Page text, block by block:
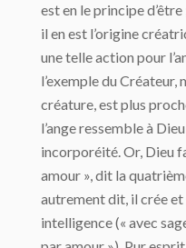
est en le principe
il en est l’origine
une telle action pour
l’exemple du Créateur,
créature, est plus
l’ange ressemble à
incorporéité. Or, Dieu
amour », dit la
autrement dit, il crée et
intelligence (« avec